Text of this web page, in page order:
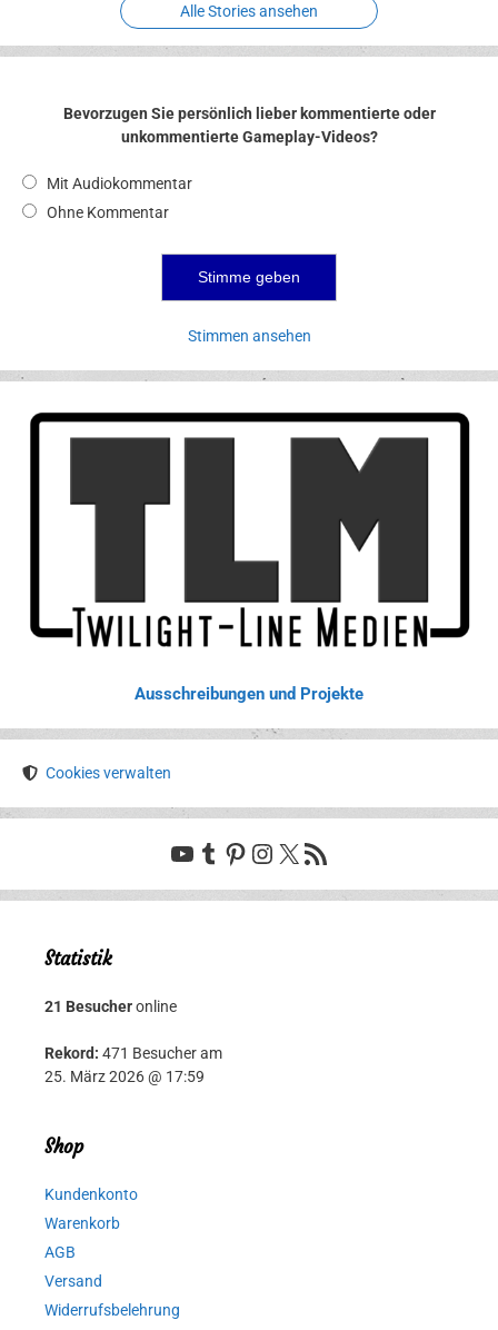
Alle Stories ansehen
Bevorzugen Sie persönlich lieber kommentierte oder
unkommentierte Gameplay-Videos?
Mit Audiokommentar
Ohne Kommentar
Stimmen ansehen
Ausschreibungen und Projekte
Cookies verwalten
YouTube
Tumblr
Pinterest
Instagram
X RSS-Feed
Statistik
21 Besucheronline
Rekord: 471 Besucher am
25. März 2026 @ 17:59
Shop
Kundenkonto
Warenkorb
AGB
Versand
Widerrufsbelehrung